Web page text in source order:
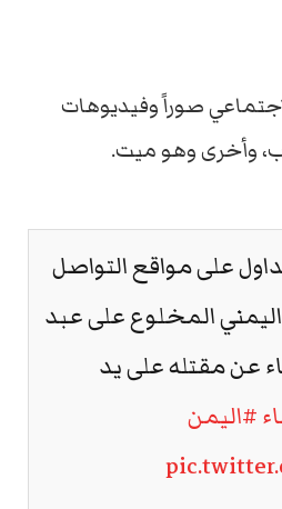
صوراً وفيديوهات
وأخرى وهو ميت.
على مواقع التواصل
المخلوع على عبد
عن مقتله على يد
#اليمن